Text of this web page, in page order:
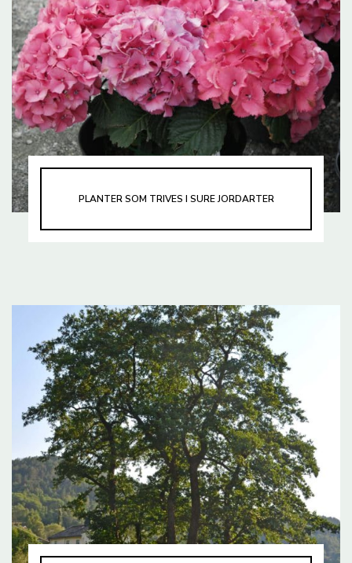
PLANTER SOM TRIVES I SURE JORDARTER